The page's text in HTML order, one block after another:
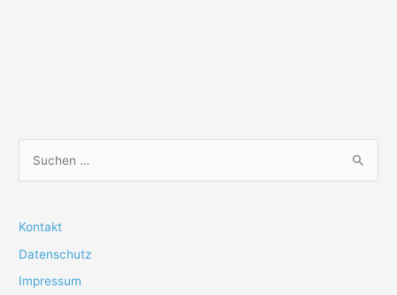
h
Kontakt
Datenschutz
Impressum